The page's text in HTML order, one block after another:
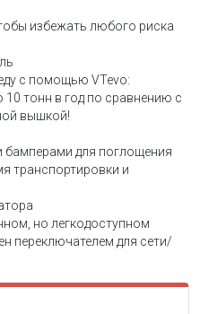
избежать любого риска
с помощью VTevo:
тонн в год по сравнению с
вышкой!
для поглощения
транспортировки и
но легкодоступном
переключателем для сети/